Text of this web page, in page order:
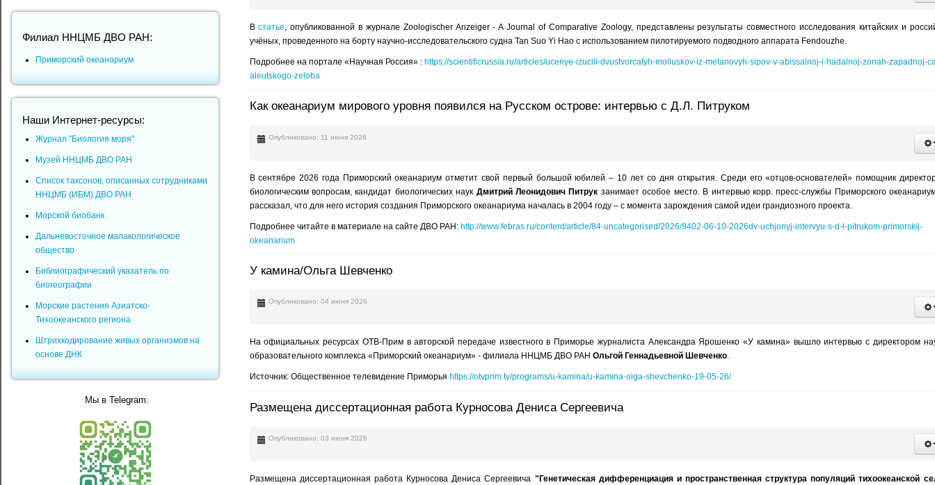
Встатье, опубликованной в журнале Zoologischer Anzeiger - A Journal of Comparative Zoology, представлены результаты совместного исследования китайских и
учёных, проведенного на борту научно-исследовательского судна Tan Suo Yi Hao с использованием пилотируемого подводного аппарата Fendouzhe.
Подробнее на портале «Научная Россия» : https://scientificrussia.ru/articles/ucenye-izucili-dvustvorcatyh-molluskov-iz-metanovyh-sipov-v-abissalnoj-i-hadalnoj-zonah-zapadnoj-
aleutskogo-zeloba
Как океанариум мирового уровня появился на Русском острове: интервью с Д.Л. Питруком
Опубликовано: 11 июня 2026
В сентябре 2026 года Приморский океанариум отметит свой первый большой юбилей – 10 лет со дня открытия. Среди его «отцов-основателей» помощник
биологическим вопросам, кандидат биологических наук Дмитрий Леонидович Питрук занимает особое место. В интервью корр. пресс-службы Приморского
рассказал, что для него история создания Приморского океанариума началась в 2004 году – с момента зарождения самой идеи грандиозного проекта.
Подробнее читайте в материале на сайте ДВО РАН: http://www.febras.ru/content/article/84-uncategorised/2026/9402-06-10-2026dv-uchjonyj-intervyu-s-d-l-pitrukom-primorskij-
okeanarium
У камина/Ольга Шевченко
Опубликовано: 04 июня 2026
На официальных ресурсах ОТВ-Прим в авторской передаче известного в Приморье журналиста Александра Ярошенко «У камина» вышло интервью с директором
образовательного комплекса «Приморский океанариум» - филиала ННЦМБ ДВО РАН Ольгой Геннадьевной Шевченко.
Источник: Общественное телевидение Приморья https://otvprim.tv/programs/u-kamina/u-kamina-olga-shevchenko-19-05-26/
Размещена диссертационная работа Курносова Дениса Сергеевича
Опубликовано: 03 июня 2026
Размещена диссертационная работа Курносова Дениса Сергеевича "Генетическая дифференциация и пространственная структура популяций тихоокеанской
Филиал ННЦМБ ДВО РАН:
Приморский океанариум
Наши Интернет-ресурсы:
Журнал "Биология моря"
Музей ННЦМБ ДВО РАН
Список таксонов, описанных сотрудниками
ННЦМБ (ИБМ) ДВО РАН
Морской биобанк
Дальневосточное малакологическое
общество
Библиографический указатель по
биогеографии
Морские растения Азиатско-
Тихоокеанского региона
Штрихкодирование живых организмов на
основе ДНК
Мы в Telegram: